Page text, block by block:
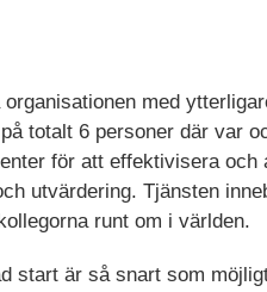
med
totalt 6 personer där var
för att effektivisera och
utvärdering. Tjänsten
runt om i världen.
start är så snart som